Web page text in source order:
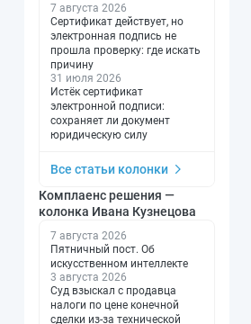
7 августа 2026
Сертификат действует, но
электронная подпись не
прошла проверку: где искать
причину
31 июля 2026
Истёк сертификат
электронной подписи:
сохраняет ли документ
юридическую силу
Все статьи колонки
Комплаенс решения —
колонка Ивана Кузнецова
7 августа 2026
Пятничный пост. Об
искусственном интеллекте
3 августа 2026
Суд взыскал с продавца
налоги по цене конечной
сделки из-за технической